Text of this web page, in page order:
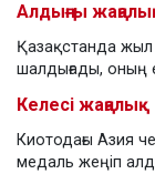
Алдыңғы
Қазақстанда
шалдығады,
Келесі жаңалық
Киотодағы Азия
медаль жеңіп